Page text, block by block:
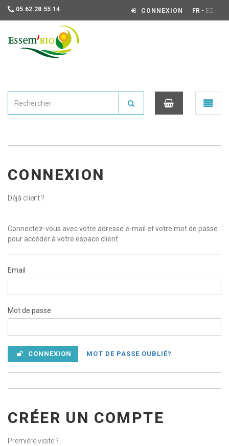
05.62.28.55.14 CONNEXION FR - ES
Ouvrir
le
CONNEXION
Déjà client ?
Connectez-vous avec votre adresse e-mail et votre mot de passe
pour accéder à votre espace client.
Email
Mot de passe
CONNEXION MOT DE PASSE OUBLIÉ?
CRÉER UN COMPTE
Première visite ?